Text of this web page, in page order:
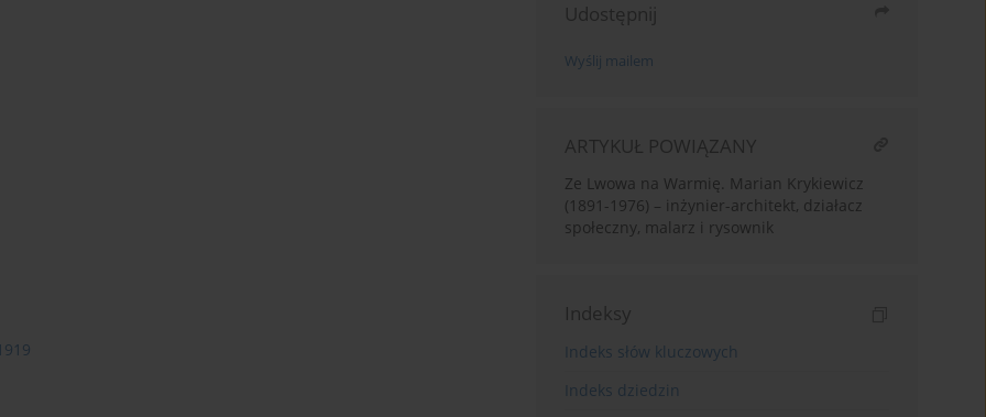
Udostępnij
Wyślij mailem
ARTYKUŁ POWIĄZANY
Ze Lwowa na Warmię. Marian Krykiewicz
(1891-1976) – inżynier-architekt, działacz
społeczny, malarz i rysownik
Indeksy
Indeks słów kluczowych
Indeks dziedzin